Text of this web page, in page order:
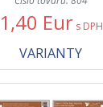
1,40 Eur s DPH
VARIANTY